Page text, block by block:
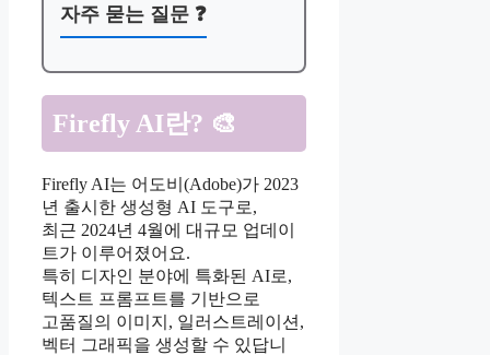
자주 묻는 질문 ❓
Firefly AI란? 🎨
Firefly AI는 어도비(Adobe)가 2023
년 출시한 생성형 AI 도구로,
최근 2024년 4월에 대규모 업데이
트가 이루어졌어요.
특히 디자인 분야에 특화된 AI로,
텍스트 프롬프트를 기반으로
고품질의 이미지, 일러스트레이션,
벡터 그래픽을 생성할 수 있답니